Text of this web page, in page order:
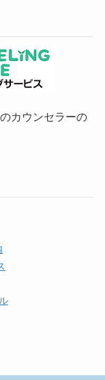
のカウンセラーの